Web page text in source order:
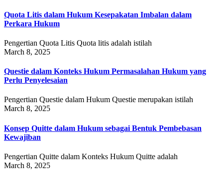
Quota Litis dalam Hukum Kesepakatan Imbalan dalam
Perkara Hukum
Pengertian Quota Litis Quota litis adalah istilah
March 8, 2025
Questie dalam Konteks Hukum Permasalahan Hukum yang
Perlu Penyelesaian
Pengertian Questie dalam Hukum Questie merupakan istilah
March 8, 2025
Konsep Quitte dalam Hukum sebagai Bentuk Pembebasan
Kewajiban
Pengertian Quitte dalam Konteks Hukum Quitte adalah
March 8, 2025